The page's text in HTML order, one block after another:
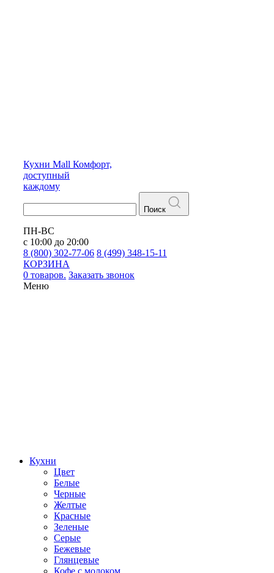
Кухни Mall Комфорт,
доступный
каждому
Поиск
ПН-ВС
с 10:00 до 20:00
8 (800) 302-77-06 8 (499) 348-15-11
КОРЗИНА
0 товаров. Заказать звонок
Меню
Кухни
Цвет
Белые
Черные
Желтые
Красные
Зеленые
Серые
Бежевые
Глянцевые
Кофе с молоком